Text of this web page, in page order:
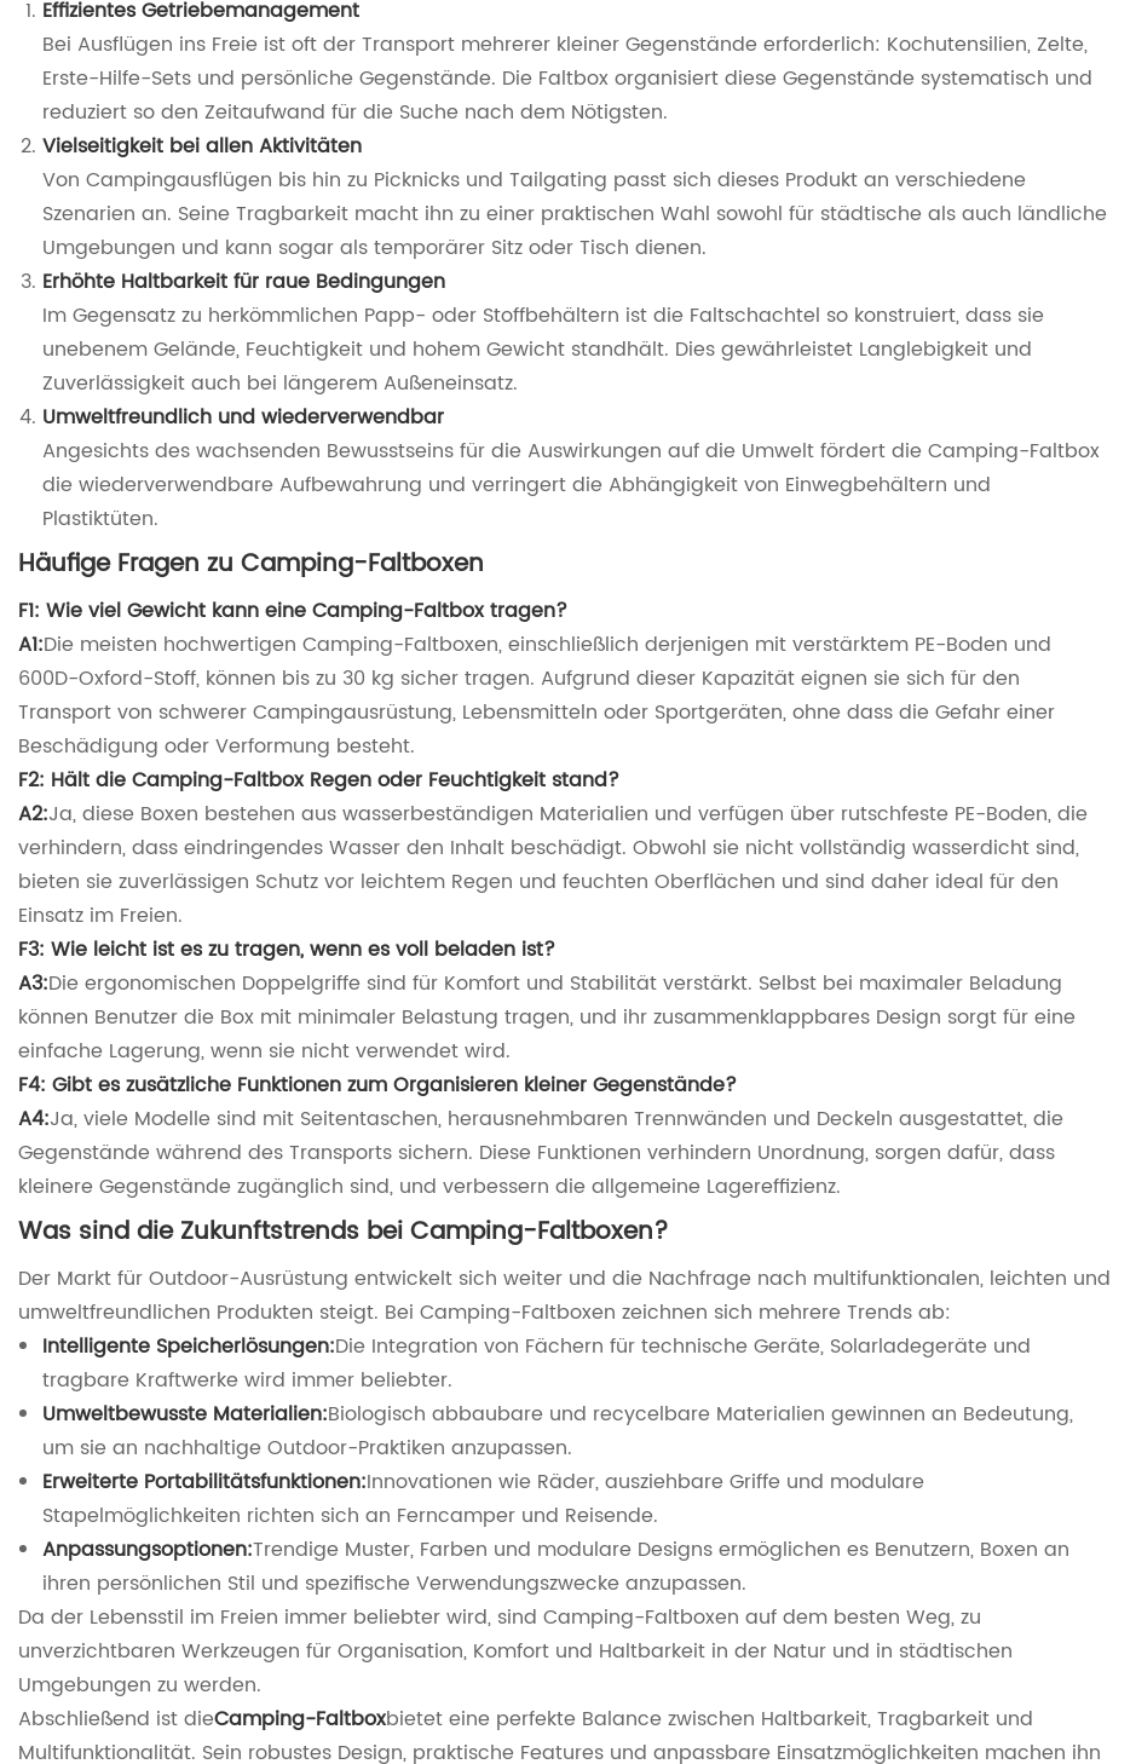
Effizientes Getriebemanagement
Bei Ausflügen ins Freie ist oft der Transport mehrerer kleiner Gegenstände erforderlich: Kochutensilien, Zelte,
Erste-Hilfe-Sets und persönliche Gegenstände. Die Faltbox organisiert diese Gegenstände systematisch und
reduziert so den Zeitaufwand für die Suche nach dem Nötigsten.
Vielseitigkeit bei allen Aktivitäten
Von Campingausflügen bis hin zu Picknicks und Tailgating passt sich dieses Produkt an verschiedene
Szenarien an. Seine Tragbarkeit macht ihn zu einer praktischen Wahl sowohl für städtische als auch ländliche
Umgebungen und kann sogar als temporärer Sitz oder Tisch dienen.
Erhöhte Haltbarkeit für raue Bedingungen
Im Gegensatz zu herkömmlichen Papp- oder Stoffbehältern ist die Faltschachtel so konstruiert, dass sie
unebenem Gelände, Feuchtigkeit und hohem Gewicht standhält. Dies gewährleistet Langlebigkeit und
Zuverlässigkeit auch bei längerem Außeneinsatz.
Umweltfreundlich und wiederverwendbar
Angesichts des wachsenden Bewusstseins für die Auswirkungen auf die Umwelt fördert die Camping-Faltbox
die wiederverwendbare Aufbewahrung und verringert die Abhängigkeit von Einwegbehältern und
Plastiktüten.
Häufige Fragen zu Camping-Faltboxen
F1: Wie viel Gewicht kann eine Camping-Faltbox tragen?
A1:Die meisten hochwertigen Camping-Faltboxen, einschließlich derjenigen mit verstärktem PE-Boden und
600D-Oxford-Stoff, können bis zu 30 kg sicher tragen. Aufgrund dieser Kapazität eignen sie sich für den
Transport von schwerer Campingausrüstung, Lebensmitteln oder Sportgeräten, ohne dass die Gefahr einer
Beschädigung oder Verformung besteht.
F2: Hält die Camping-Faltbox Regen oder Feuchtigkeit stand?
A2:Ja, diese Boxen bestehen aus wasserbeständigen Materialien und verfügen über rutschfeste PE-Boden, die
verhindern, dass eindringendes Wasser den Inhalt beschädigt. Obwohl sie nicht vollständig wasserdicht sind,
bieten sie zuverlässigen Schutz vor leichtem Regen und feuchten Oberflächen und sind daher ideal für den
Einsatz im Freien.
F3: Wie leicht ist es zu tragen, wenn es voll beladen ist?
A3:Die ergonomischen Doppelgriffe sind für Komfort und Stabilität verstärkt. Selbst bei maximaler Beladung
können Benutzer die Box mit minimaler Belastung tragen, und ihr zusammenklappbares Design sorgt für eine
einfache Lagerung, wenn sie nicht verwendet wird.
F4: Gibt es zusätzliche Funktionen zum Organisieren kleiner Gegenstände?
A4:Ja, viele Modelle sind mit Seitentaschen, herausnehmbaren Trennwänden und Deckeln ausgestattet, die
Gegenstände während des Transports sichern. Diese Funktionen verhindern Unordnung, sorgen dafür, dass
kleinere Gegenstände zugänglich sind, und verbessern die allgemeine Lagereffizienz.
Was sind die Zukunftstrends bei Camping-Faltboxen?
Der Markt für Outdoor-Ausrüstung entwickelt sich weiter und die Nachfrage nach multifunktionalen, leichten und
umweltfreundlichen Produkten steigt. Bei Camping-Faltboxen zeichnen sich mehrere Trends ab:
Intelligente Speicherlösungen:Die Integration von Fächern für technische Geräte, Solarladegeräte und
tragbare Kraftwerke wird immer beliebter.
Umweltbewusste Materialien:Biologisch abbaubare und recycelbare Materialien gewinnen an Bedeutung,
um sie an nachhaltige Outdoor-Praktiken anzupassen.
Erweiterte Portabilitätsfunktionen:Innovationen wie Räder, ausziehbare Griffe und modulare
Stapelmöglichkeiten richten sich an Ferncamper und Reisende.
Anpassungsoptionen:Trendige Muster, Farben und modulare Designs ermöglichen es Benutzern, Boxen an
ihren persönlichen Stil und spezifische Verwendungszwecke anzupassen.
Da der Lebensstil im Freien immer beliebter wird, sind Camping-Faltboxen auf dem besten Weg, zu
unverzichtbaren Werkzeugen für Organisation, Komfort und Haltbarkeit in der Natur und in städtischen
Umgebungen zu werden.
Abschließend ist dieCamping-Faltboxbietet eine perfekte Balance zwischen Haltbarkeit, Tragbarkeit und
Multifunktionalität. Sein robustes Design, praktische Features und anpassbare Einsatzmöglichkeiten machen ihn